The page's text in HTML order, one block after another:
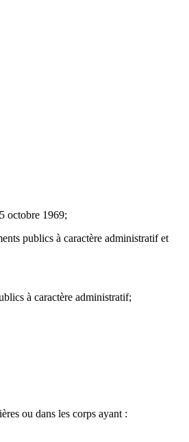
octobre 1969;
publics à caractère administratif et
à caractère administratif;
ou dans les corps ayant :